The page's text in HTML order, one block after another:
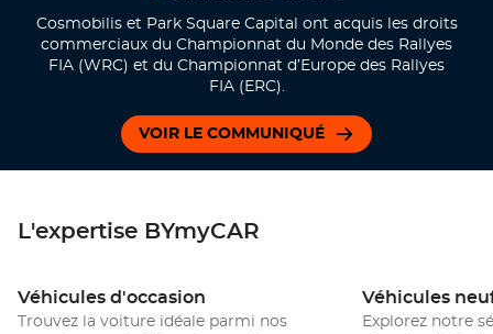
Cosmobilis et Park Square Capital ont acquis les droits
commerciaux du Championnat du Monde des Rallyes
FIA (WRC) et du Championnat d’Europe des Rallyes
FIA (ERC).
VOIR LE COMMUNIQUÉ
L'expertise BYmyCAR
Véhicules d'occasion
Trouvez la voiture idéale parmi nos
Véhicules
Explorez notre